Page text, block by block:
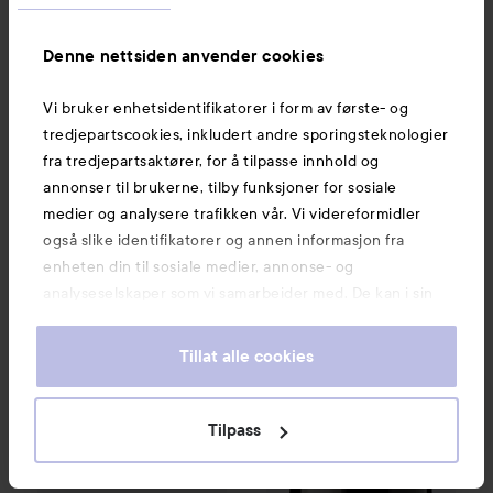
Denne nettsiden anvender cookies
Vi bruker enhetsidentifikatorer i form av første- og
tredjepartscookies, inkludert andre sporingsteknologier
fra tredjepartsaktører, for å tilpasse innhold og
annonser til brukerne, tilby funksjoner for sosiale
medier og analysere trafikken vår. Vi videreformidler
også slike identifikatorer og annen informasjon fra
enheten din til sosiale medier, annonse- og
analyseselskaper som vi samarbeider med. De kan i sin
informasjon som du har oppgitt eller som de har samlet
våre cookies ved å fortsette å bruke nettsiden vår. For
informasjon om hvordan du kan endre innstillingene for
Tillat alle cookies
Tilpass
VIS ALLE (144 TIL)